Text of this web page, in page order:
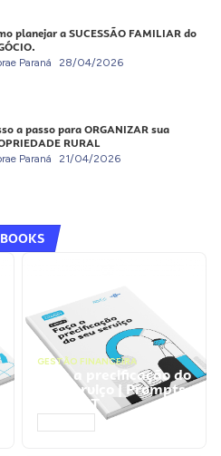
planejar a SUCESSÃO FAMILIAR do
Paraná 28/04/2026
a passo para ORGANIZAR sua
RURAL
Paraná 21/04/2026
GESTÃO FINANCEIRA
Faça a precificação do
seu serviço | Prompts
ChatGPT